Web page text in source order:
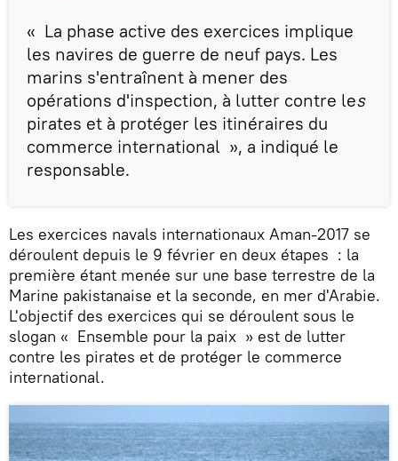
« La phase active des exercices implique
les navires de guerre de neuf pays. Les
marins s'entraînent à mener des
opérations d'inspection, à lutter contre les
pirates et à protéger les itinéraires du
commerce international », a indiqué le
responsable.
Les exercices navals internationaux Aman-2017 se
déroulent depuis le 9 février en deux étapes : la
première étant menée sur une base terrestre de la
Marine pakistanaise et la seconde, en mer d'Arabie.
L'objectif des exercices qui se déroulent sous le
slogan « Ensemble pour la paix » est de lutter
contre les pirates et de protéger le commerce
international.